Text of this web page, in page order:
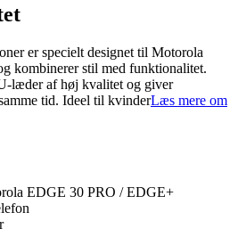
er specielt designet til Motorola
kombinerer stil med funktionalitet.
læder af høj kvalitet og giver
tid. Ideel til kvinderLæs mere om
EDGE 30 PRO / EDGE+